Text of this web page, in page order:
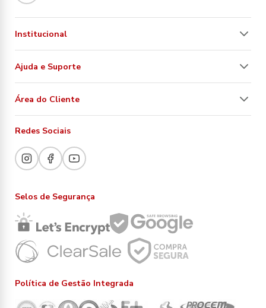
Institucional
Ajuda e Suporte
Área do Cliente
Redes Sociais
Selos de Segurança
Política de Gestão Integrada